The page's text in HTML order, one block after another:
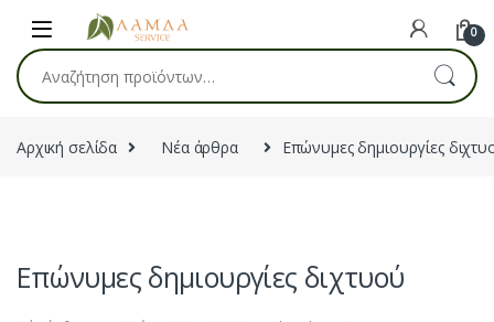
Skip to navigation
Skip to content
0
Αναζήτηση για:
Αρχική σελίδα Νέα άρθρα Επώνυμες δημιουργίες
Επώνυμες δημιουργίες διχτυού